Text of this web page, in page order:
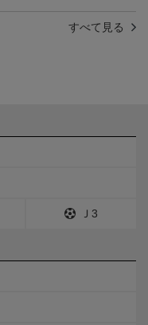
すべて見る
Ｊ3